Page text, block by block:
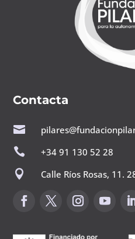
Contacta


+34 91 130 52 28

Calle Ríos Rosas, 11.